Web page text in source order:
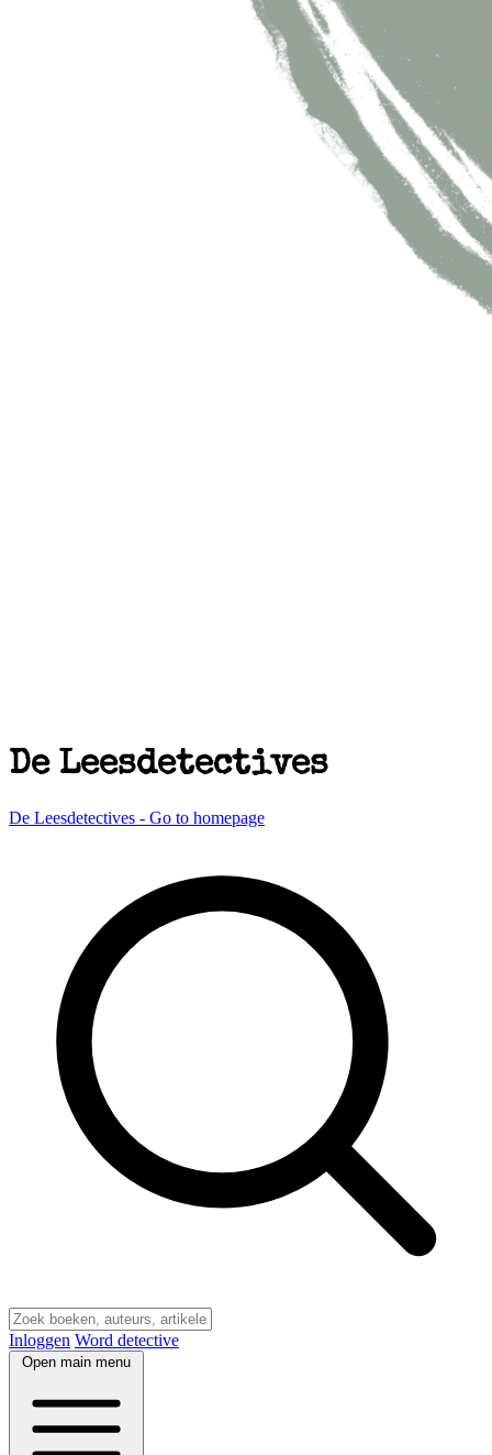
De Leesdetectives
De Leesdetectives - Go to homepage
Inloggen Word detective
Open main menu